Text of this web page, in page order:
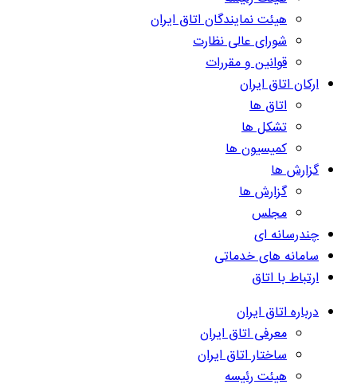
هیئت نمایندگان اتاق ایران
شورای عالی نظارت
قوانین و مقررات
ارکان اتاق ایران
اتاق ها
تشکل ها
کمیسیون ها
گزارش ها
گزارش ها
مجلس
چندرسانه ای
سامانه های خدماتی
ارتباط با اتاق
درباره اتاق ایران
معرفی اتاق ایران
ساختار اتاق ایران
هیئت رئیسه